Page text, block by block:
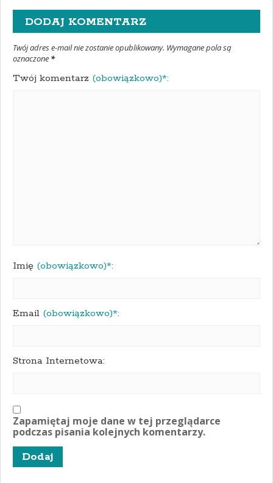
DODAJ KOMENTARZ
Twój adres e-mail nie zostanie opublikowany. Wymagane pola są
oznaczone *
Twój komentarz (obowiązkowo)*:
Imię (obowiązkowo)*:
Email (obowiązkowo)*:
Strona Internetowa:
Zapamiętaj moje dane w tej przeglądarce
podczas pisania kolejnych komentarzy.